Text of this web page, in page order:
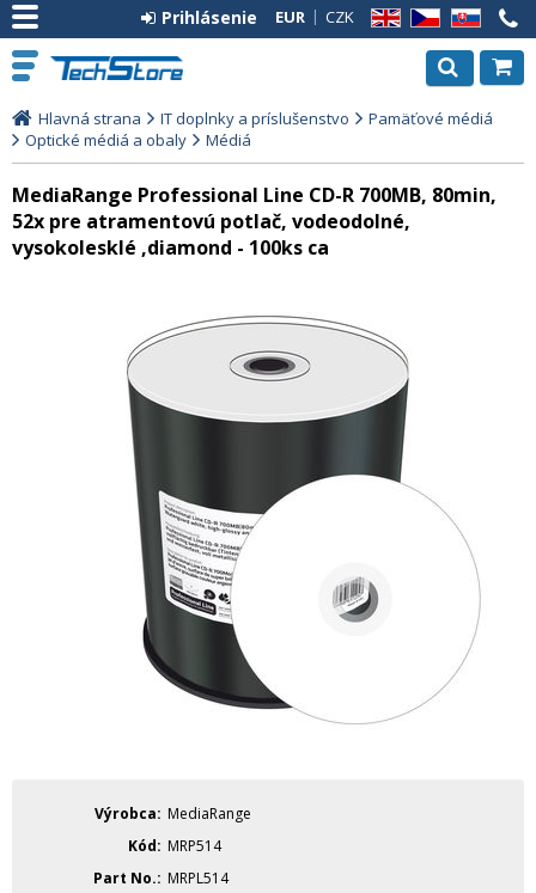
EN CZ SK
EUR CZK
Prihlásenie
Hlavná strana IT doplnky a príslušenstvo
Pamäťové médiá
Optické médiá a obaly
Médiá
MediaRange Professional Line CD-R 700MB, 80min,
52x pre atramentovú potlač, vodeodolné,
vysokolesklé ,diamond - 100ks ca
Výrobca
MediaRange
Kód
MRP514
Part No.
MRPL514